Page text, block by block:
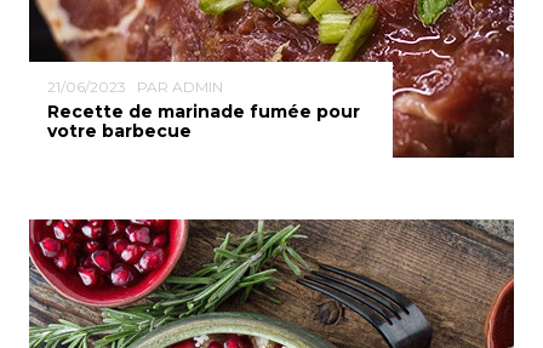
21/06/2023 PAR ADMIN
Recette de marinade fumée pour
votre barbecue